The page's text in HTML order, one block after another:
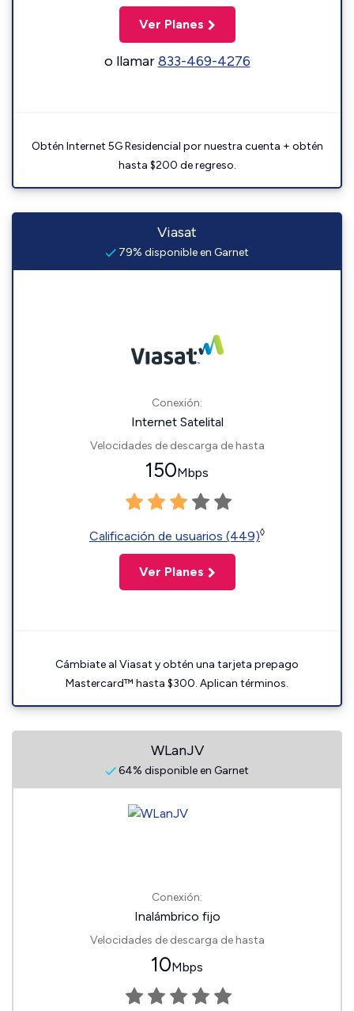
Ver Planes
o llamar833-469-4276
Obtén Internet 5G Residencial por nuestra cuenta + obtén
hasta $200 de regreso.
Viasat
79% disponible en Garnet
Conexión:
Internet Satelital
Velocidades de descarga de hasta
150Mbps
Calificación de usuarios (449)◊
Ver Planes
Cámbiate al Viasat y obtén una tarjeta prepago
Mastercard™ hasta $300. Aplican términos.
WLanJV
64% disponible en Garnet
Conexión:
Inalámbrico fijo
Velocidades de descarga de hasta
10Mbps